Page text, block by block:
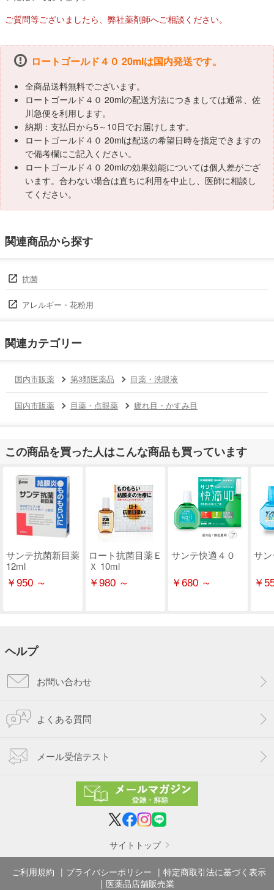
ご質問等ございましたら、弊社薬剤師へご相談ください。
ロートゴールド４０ 20mlは国内発送です。
全商品送料無料でございます。
ロートゴールド４０ 20mlの配送方法につきましては通常、佐
川急便を利用します。
納期：支払日から5～10日でお届けします。
ロートゴールド４０ 20mlは配送の希望日時を指定できますの
で備考欄にご記入ください。
ロートゴールド４０ 20mlの効果効能については個人差がござ
います。合わない場合は直ちに利用を中止し、医師に相談し
てください。
関連商品から探す
抗菌
アレルギー・花粉用
関連カテゴリー
国内市販薬 第3類医薬品 目薬・洗眼液
国内市販薬 目薬・点眼薬 疲れ目・かすみ目
この商品を買った人はこんな商品も買っています
サンテ抗菌新目薬
12ml
￥950 ～
ロート抗菌目薬Ｅ
Ｘ 10ml
￥980 ～
サンテ快適４０
￥680 ～
サ
￥
ヘルプ
お問い合わせ
よくある質問
メール受信テスト
サイトトップ
ご利用規約 プライバシーポリシー
特定商取引法に基づく表示
医薬品店舗販売業